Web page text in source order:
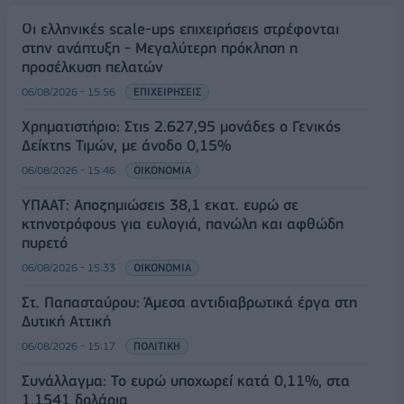
Οι ελληνικές scale-ups επιχειρήσεις στρέφονται
στην ανάπτυξη - Μεγαλύτερη πρόκληση η
προσέλκυση πελατών
06/08/2026 - 15:56 ΕΠΙΧΕΙΡΗΣΕΙΣ
Χρηματιστήριο: Στις 2.627,95 μονάδες ο Γενικός
Δείκτης Τιμών, με άνοδο 0,15%
06/08/2026 - 15:46 ΟΙΚΟΝΟΜΙΑ
ΥΠΑΑΤ: Αποζημιώσεις 38,1 εκατ. ευρώ σε
κτηνοτρόφους για ευλογιά, πανώλη και αφθώδη
πυρετό
06/08/2026 - 15:33 ΟΙΚΟΝΟΜΙΑ
Στ. Παπασταύρου: Άμεσα αντιδιαβρωτικά έργα στη
Δυτική Αττική
06/08/2026 - 15:17 ΠΟΛΙΤΙΚΗ
Συνάλλαγμα: Το ευρώ υποχωρεί κατά 0,11%, στα
1,1541 δολάρια